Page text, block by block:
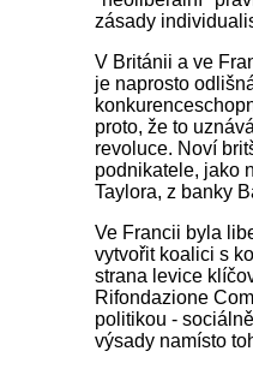
zásady
V Británii a ve
je naprosto
proto, že to
revoluce. Noví
podnikatele, jako
Taylora, z banky
Ve Francii byla
vytvořit koalici s
strana levice
Rifondazione
politikou -
výsady namísto